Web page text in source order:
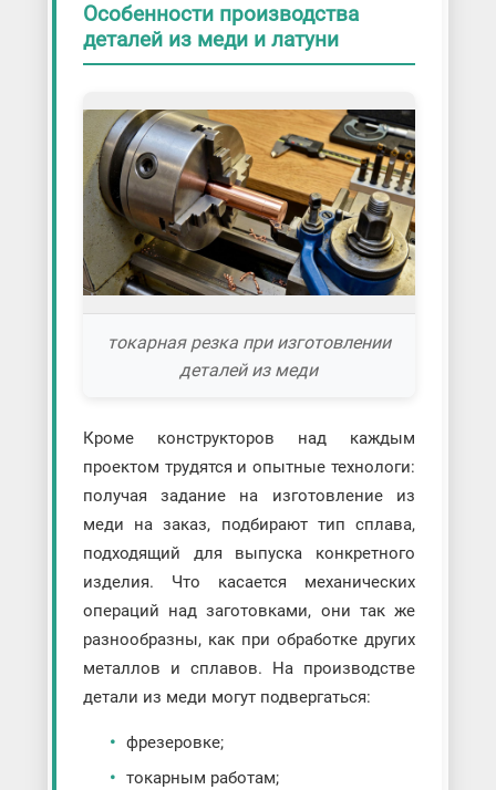
Особенности производства
деталей из меди и латуни
токарная резка при изготовлении
деталей из меди
Кроме конструкторов над каждым
проектом трудятся и опытные технологи:
получая задание на изготовление из
меди на заказ, подбирают тип сплава,
подходящий для выпуска конкретного
изделия. Что касается механических
операций над заготовками, они так же
разнообразны, как при обработке других
металлов и сплавов. На производстве
детали из меди могут подвергаться:
фрезеровке;
токарным работам;